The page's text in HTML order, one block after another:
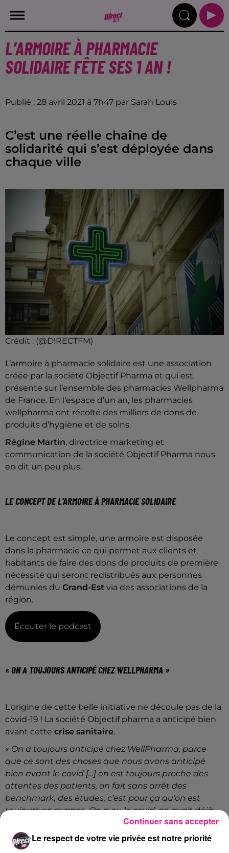
L’ARMOIRE À PHARMACIE
SOLIDAIRE FÊTE SES 1 AN !
Publié : 28 avril 2021 à 7h47 par Sarah Louis
C’est une réelle chaîne de
solidarité qui s’est déployée dans
chaque ville
Crédit : (@D!RECTFM)
L’armoire à pharmacie solidaire est une association
créée par la société Objectif Pharma et qui est
présente sur l’ensemble des pharmacies Wellpharma
de France. En l’espace d’un an, les pharmacies
wellpharma ont récolté des milliers de dons de
produits d’hygiène et de soins.
Régine Martin, directrice marketing et
communication de la société Objectif Pharma nous
en dit un peu plus.
LE CONCEPT DE L’ARMOIRE À PHARMACIE SOLIDAIRE
Le concept est simple, une armoire est disposée
dans la pharmacie ce qui permet aux clients et
habitants de faire des dons de produits de première
nécessité qui seront redistribués aux personnes
démunies du Grand-Est via des associations de la
région.
Écouter le podcast
« ON A TOUJOURS ANTICIPÉ CHEZ WELLPHARMA »
L’origine de cette belle initiative ne découle pas de la
covid-19 ! La société Objectif pharma a anticipé bien
avant cette crise sanitaire.
« On a toujours anticipé chez WellPharma, parce
que ce sont des choses que nous avons anticipé
bien avant le covid […] on est toujours proche des
attentes des patients, on fait sans arrêt des
benchmark, des études, c’est pour ça qu’on est
toujours en avance. On a eu le covid, on avait déjà
développé pour nos pharmaciens Wellpharma une
prise de rendez-vous en ligne et l’envoie
d’ordonnance
Le respect de votre vie privée est notre priorité
Continuer sans accepter